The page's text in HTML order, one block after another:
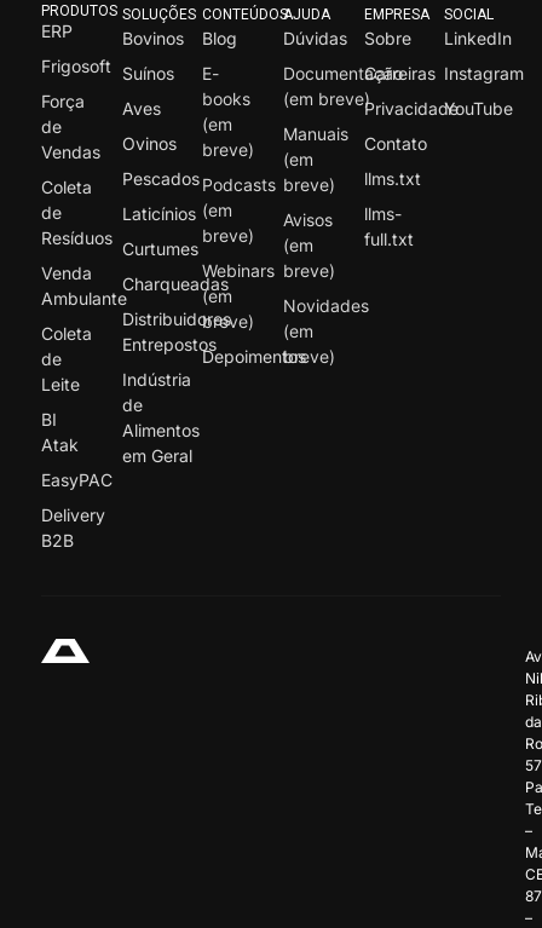
PRODUTOS
ERP
Frigosoft
Força
de
Vendas
Coleta
de
Resíduos
Venda
Ambulante
Coleta
de
Leite
BI
Atak
EasyPAC
Delivery
B2B
SOLUÇÕES
Bovinos
Suínos
Aves
Ovinos
Pescados
Laticínios
Curtumes
Charqueadas
Distribuidores
Entrepostos
Indústria
de
Alimentos
em Geral
CONTEÚDOS
Blog
E-
books
(em
breve)
Podcasts
(em
breve)
Webinars
(em
breve)
Depoimentos
AJUDA
Dúvidas
Documentação
(em breve)
Manuais
(em
breve)
Avisos
(em
breve)
Novidades
(em
breve)
EMPRESA
Sobre
Carreiras
Privacidade
Contato
llms.txt
llms-
full.txt
SOCIAL
LinkedIn
Instagram
YouTube
da
–
–